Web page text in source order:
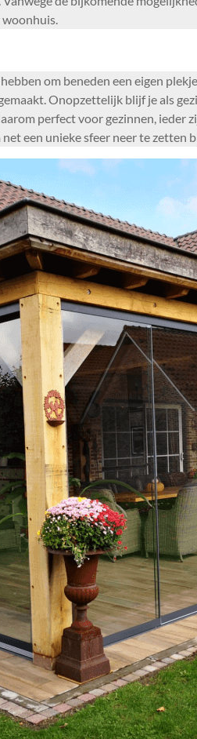
woonhuis.
om beneden een eigen
Onopzettelijk blijf je als
perfect voor gezinnen, ieder
een unieke sfeer neer te zetten